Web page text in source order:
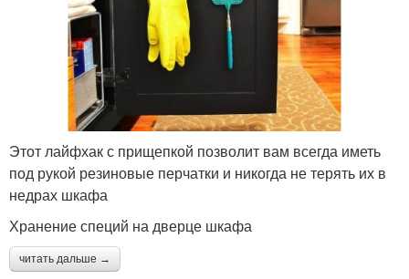
Этот лайфхак с прищепкой позволит вам всегда иметь
под рукой резиновые перчатки и никогда не терять их в
недрах шкафа
Хранение специй на дверце шкафа
читать дальше →